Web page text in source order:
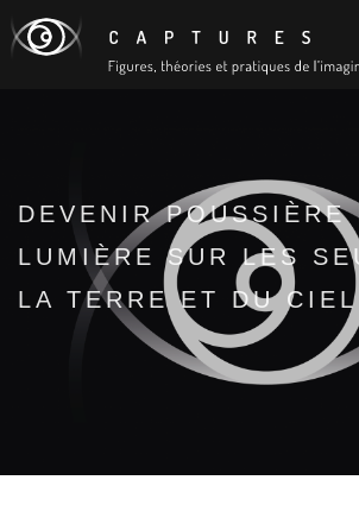
DEVENIR POUSSIÈRE
LUMIÈRE SUR LES
LA TERRE ET DU